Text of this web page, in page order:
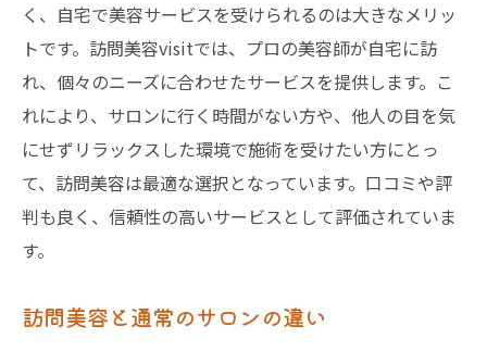
簡単に予約できる訪問美容の仕組み
訪問美容の予約時に気をつけるポイント
訪問理美容visitの予約プロセス
訪問美容はどのように予約する？
忙しい人のための訪問美容予約術
訪問美容のスムーズな予約体験
訪問美容で日常に取り入れるリフレッシュ
く、自宅で美容サービスを受けられるのは大きなメリッ
トです。訪問美容visitでは、プロの美容師が自宅に訪
れ、個々のニーズに合わせたサービスを提供します。こ
れにより、サロンに行く時間がない方や、他人の目を気
にせずリラックスした環境で施術を受けたい方にとっ
て、訪問美容は最適な選択となっています。口コミや評
判も良く、信頼性の高いサービスとして評価されていま
す。
訪問美容と通常のサロンの違い